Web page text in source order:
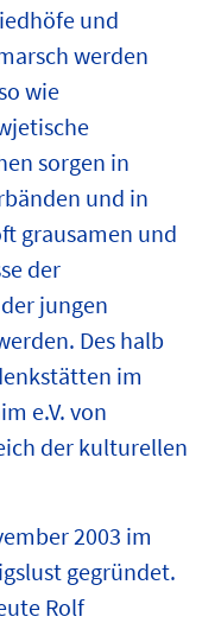
und
werden
wie
sorgen in
und in
grausamen und
der
jungen
Des halb
im
e.V. von
der kulturellen
2003 im
gegründet.
Rolf